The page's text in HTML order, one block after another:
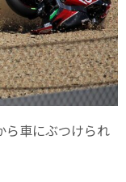
ら車にぶつけられ